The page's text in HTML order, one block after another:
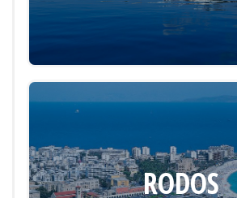
RODOS